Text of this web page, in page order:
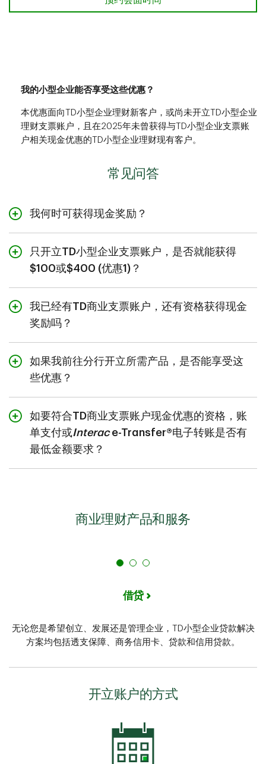
我的小型企业能否享受这些优惠？
本优惠面向TD小型企业理财新客户，或尚未开立TD小型企业
理财支票账户，且在2025年未曾获得与TD小型企业支票账
户相关现金优惠的TD小型企业理财现有客户。
常见问答
我何时可获得现金奖励？
在您持续满足所有要求和条件的前提下，与优惠1及2相关
的现金奖励将于支票账户开立后180天内存入新的合资格
TD小型企业支票账户。
请参阅条款和条件
只开立TD小型企业支票账户，是否就能获得
$100或$400 (优惠1)？
不能。若要符合优惠1的资格，您需要开立新的合资格TD小
型企业支票账户，并完成三项指定要求，同时符合所有其
他条件。
我已经有TD商业支票账户，还有资格获得现金
奖励吗？
没有，这些优惠只面向尚未开立TD小型企业理财支票账户
的企业。
如果我前往分行开立所需产品，是否能享受这
些优惠？
可以，客户可通过电话或前往分行开立参与这些优惠所需
的产品。
如要符合TD商业支票账户现金优惠的资格，账
单支付或Interace-Transfer®电子转账是否有
最低金额要求？
是的，账单付款或Interace-Transfer®电子转账的最低金额
商业理财产品和服务
借贷
无论您是希望创立、发展还是管理企业，TD小型企业贷款解决
方案均包括透支保障、商务信用卡、贷款和信用贷款。
开立账户的方式